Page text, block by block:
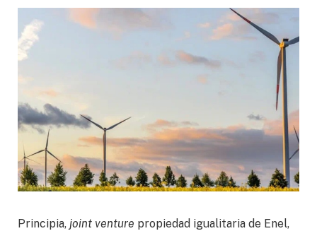
Principia, joint venture propiedad igualitaria de Enel,